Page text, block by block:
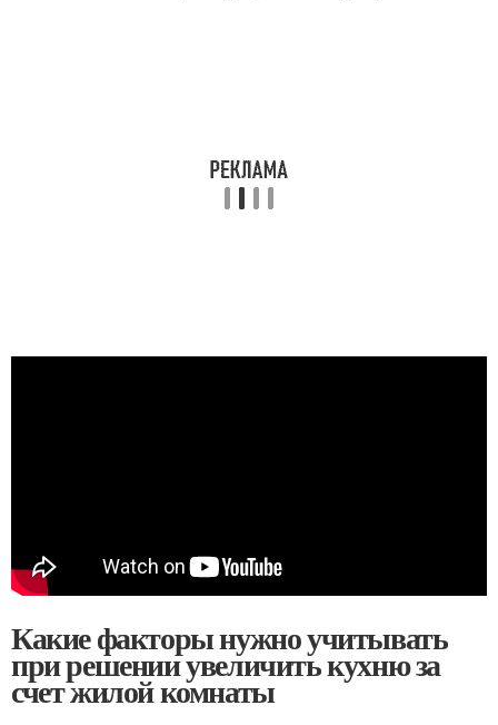
Какие факторы нужно учитывать
при решении увеличить кухню за
счет жилой комнаты